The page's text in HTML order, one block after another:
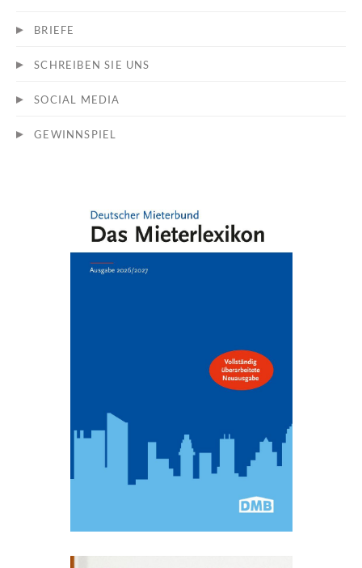
BRIEFE
SCHREIBEN SIE UNS
SOCIAL MEDIA
GEWINNSPIEL